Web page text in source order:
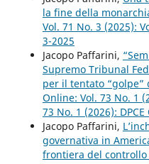
la fine della
Vol. 71 No. 3 (2025):
3-2025
Jacopo Paffarini,
Supremo Tribunal
per il tentato “golpe”
Online: Vol. 73 No. 1
73 No. 1 (2026):
Jacopo Paffarini,
governativa in
frontiera del